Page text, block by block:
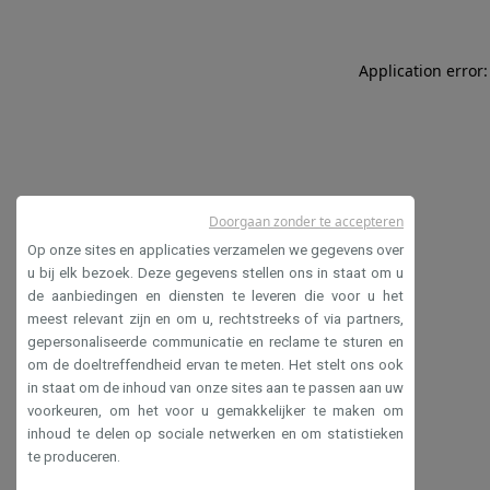
Application
Op onze sites en applicaties verzamelen we gegevens over
u bij elk bezoek. Deze gegevens stellen ons in staat om u
de aanbiedingen en diensten te leveren die voor u het
meest relevant zijn en om u, rechtstreeks of via partners,
gepersonaliseerde communicatie en reclame te sturen en
om de doeltreffendheid ervan te meten. Het stelt ons ook
in staat om de inhoud van onze sites aan te passen aan uw
voorkeuren, om het voor u gemakkelijker te maken om
inhoud te delen op sociale netwerken en om statistieken
te produceren.
Doorgaan zonder te accepteren